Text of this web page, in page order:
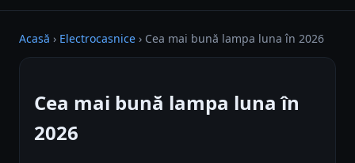
Acasă › Electrocasnice › Cea mai bună lampa luna în 2026
Cea mai bună lampa luna în
2026